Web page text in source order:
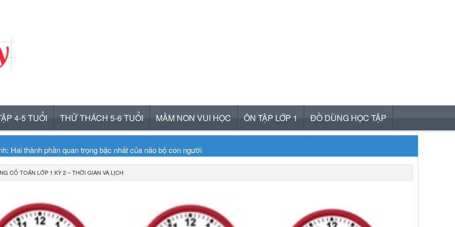
4-5 TUỔI THỬ THÁCH 5-6 TUỔI MẦM NON VUI HỌC ÔN TẬP LỚP 1 ĐỒ DÙNG HỌC TẬP
Hai thành phần quan trọng bậc nhất của não bộ con người
sự sợ hãi ở trẻ
trong não bộ của trẻ
CỐ TOÁN LỚP 1 KỲ 2 – THỜI GIAN VÀ LỊCH